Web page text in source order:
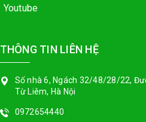
Youtube
THÔNG TIN LIÊN HỆ
Số nhà 6, Ngách 32/48/28/22,
Từ Liêm, Hà Nội
0972654440